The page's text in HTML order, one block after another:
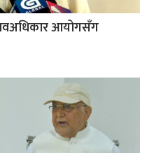
आयोगसँग